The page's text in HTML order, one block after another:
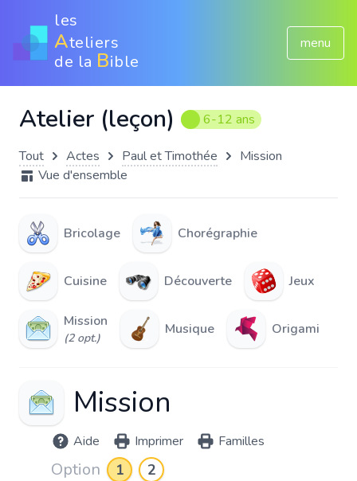
les
Ateliers
de la Bible
menu
Atelier (leçon) 6-12 ans
Tout Actes Paul et Timothée
Mission
Vue d'ensemble
Bricolage Chorégraphie
Cuisine Découverte Jeux
Mission
(2 opt.)
Musique Origami
Mission
Aide Imprimer Familles
Option 1 2